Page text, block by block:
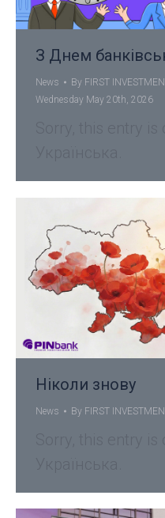
З Днем
News By FIRST
Wednesday May 20th, 2026
Ніколи знову
News By FIRST